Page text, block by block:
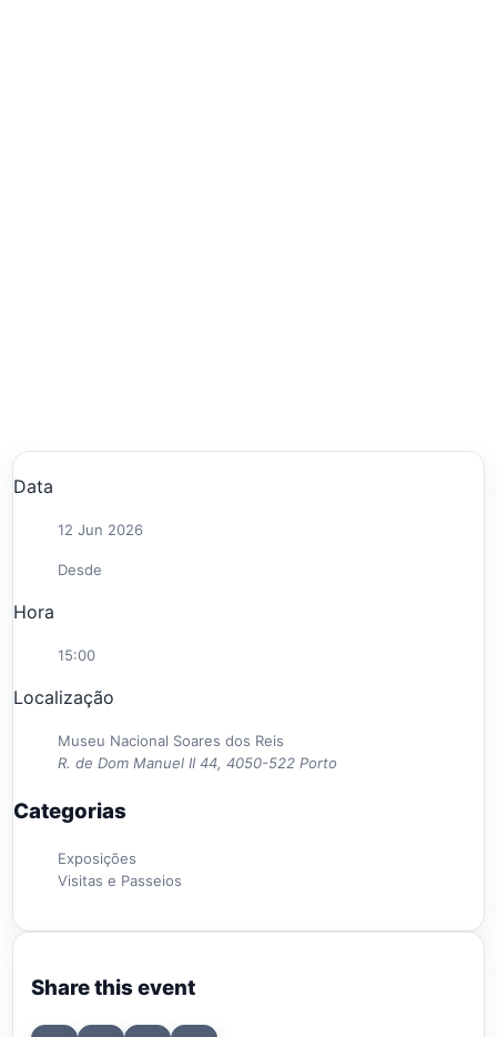
Data
12 Jun 2026
Desde
Hora
15:00
Localização
Museu Nacional Soares dos Reis
R. de Dom Manuel II 44, 4050-522 Porto
Categorias
Exposições
Visitas e Passeios
Share this event